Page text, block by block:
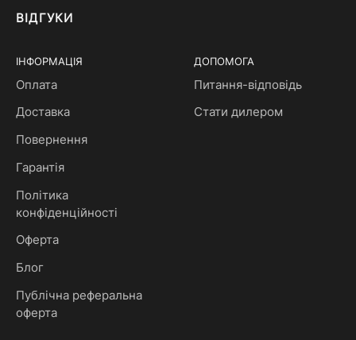
ВІДГУКИ
ІНФОРМАЦІЯ
Оплата
Доставка
Повернення
Гарантія
Політика
конфіденційності
Оферта
Блог
Публічна реферальна
оферта
ДОПОМОГА
Питання-відповідь
Стати дилером